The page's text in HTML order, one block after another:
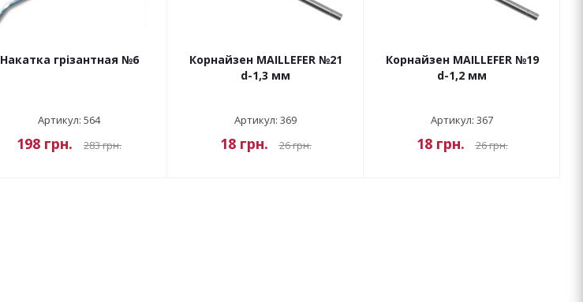
Накатка грізантная №6
Артикул: 564
198 грн. 283грн.
Корнайзен MAILLEFER №21
d-1,3 мм
Артикул: 369
18грн. 26грн.
Корнайзен MAILLEFER №19
d-1,2 мм
Артикул: 367
18грн. 26грн.